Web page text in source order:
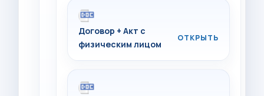
Договор + Акт с
физическим лицом